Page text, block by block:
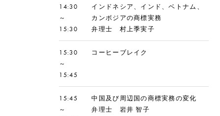
14:30
～
15:30
インドネシア、インド、ベトナム、
カンボジアの商標実務
弁理士 村上季実子
15:30
～
15:45
コーヒーブレイク
15:45
～
中国及び周辺国の商標実務の変化
弁理士 岩井 智子